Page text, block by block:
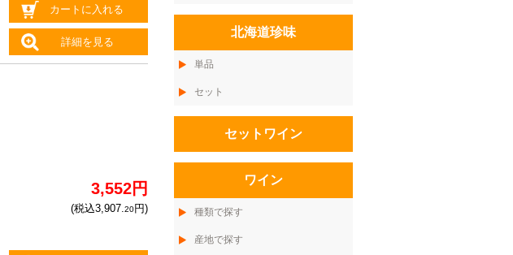
カートに入れる
詳細を見る
3,552円
(税込3,907. 20円)
北海道珍味
単品
セット
セットワイン
ワイン
種類で探す
産地で探す